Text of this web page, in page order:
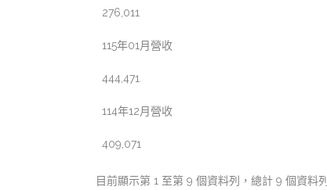
276,011
115年01月營收
444,471
114年12月營收
409,071
目前顯示第 1 至第 9 個資料列，總計 9 個資料列